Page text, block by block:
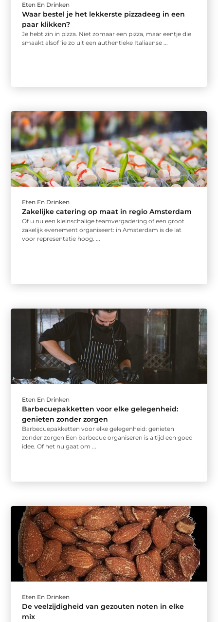
Eten En Drinken
Waar bestel je het lekkerste pizzadeeg in een
paar klikken?
Je hebt zin in pizza. Niet zomaar een pizza, maar eentje die
smaakt alsof ‘ie zo uit een authentieke Italiaanse ...
Eten En Drinken
Zakelijke catering op maat in regio Amsterdam
Of u nu een kleinschalige teamvergadering of een groot
zakelijk evenement organiseert: in Amsterdam is de lat
voor representatie hoog. ...
Eten En Drinken
Barbecuepakketten voor elke gelegenheid:
genieten zonder zorgen
Barbecuepakketten voor elke gelegenheid: genieten
zonder zorgen Een barbecue organiseren is altijd een goed
idee. Of het nu gaat om ...
Eten En Drinken
De veelzijdigheid van gezouten noten in elke
mix